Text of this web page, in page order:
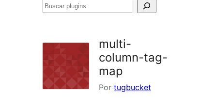
Buscar
multi-
column-tag-
map
Por tugbucket